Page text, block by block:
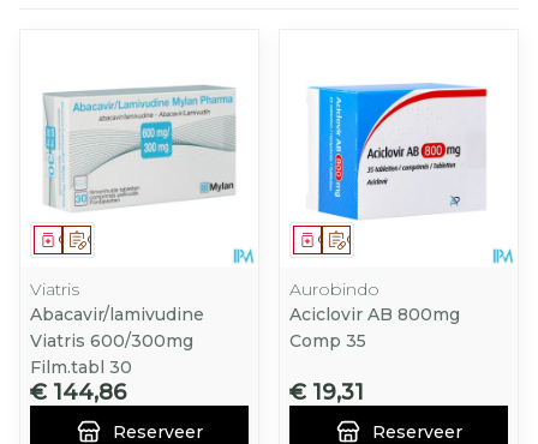
Op voorschrift
Geneesmiddel
Viatris
Abacavir/lamivudine
Viatris 600/300mg
Film.tabl 30
€ 144,86
Reserveer
Op voorschrift
Geneesmiddel
Aurobindo
Aciclovir AB 800mg
Comp 35
€ 19,31
Reserveer